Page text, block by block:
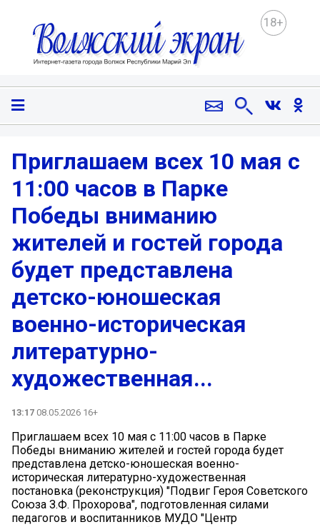
18+
Приглашаем всех 10 мая с
11:00 часов в Парке
Победы вниманию
жителей и гостей города
будет представлена
детско-юношеская
военно-историческая
литературно-
художественная...
13:17 08.05.2026 16+
Приглашаем всех 10 мая с 11:00 часов в Парке
Победы вниманию жителей и гостей города будет
представлена детско-юношеская военно-
историческая литературно-художественная
постановка (реконструкция) "Подвиг Героя Советского
Союза З.Ф. Прохорова", подготовленная силами
педагогов и воспитанников МУДО "Центр